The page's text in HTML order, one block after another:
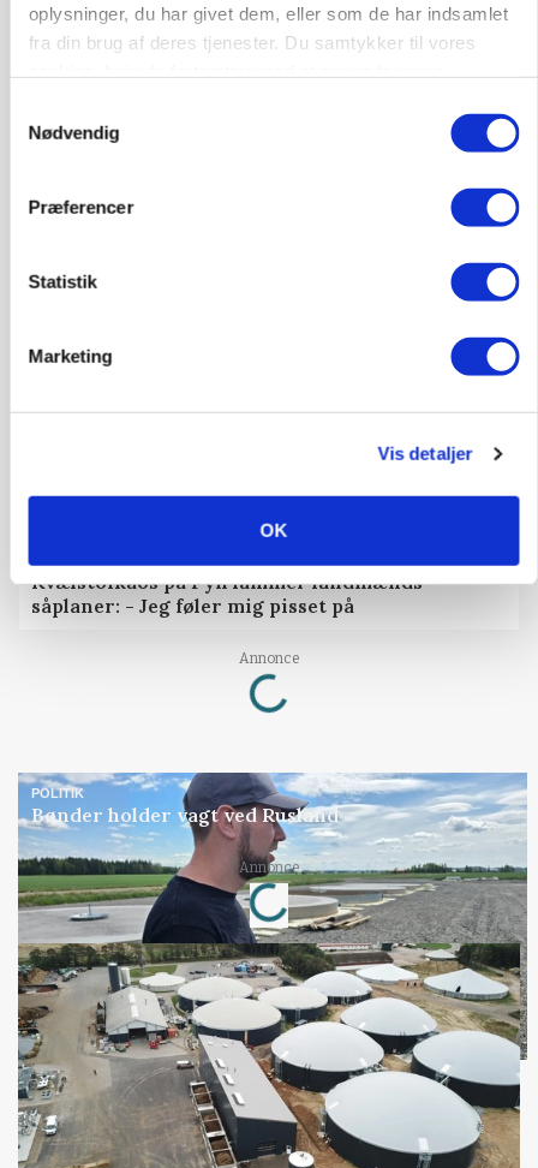
oplysninger, du har givet dem, eller som de har indsamlet
fra din brug af deres tjenester. Du samtykker til vores
Nødvendig
Præferencer
Statistik
Marketing
Vis detaljer
OK
største producenter sender nu grisene til
Kvælstofkaos på Fyn lammer landmænds
såplaner: - Jeg føler mig pisset på
Annonce
Loading...
POLITIK
Bønder holder vagt ved Rusland
Annonce
Loading...